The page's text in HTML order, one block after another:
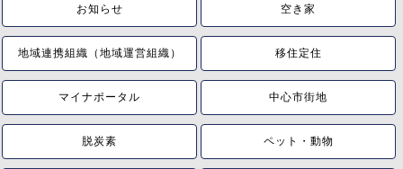
お知らせ 空き家
地域連携組織（地域運営組織） 移住定住
マイナポータル 中心市街地
脱炭素 ペット・動物